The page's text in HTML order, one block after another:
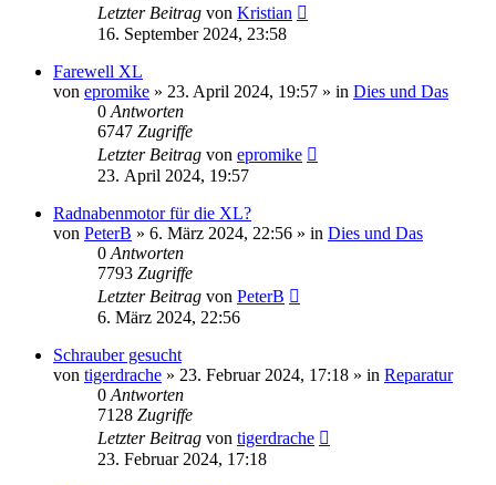
Letzter Beitrag von Kristian
16. September 2024, 23:58
Farewell XL
von epromike » 23. April 2024, 19:57 » in Dies und Das
0 Antworten
6747 Zugriffe
Letzter Beitrag von epromike
23. April 2024, 19:57
Radnabenmotor für die XL?
von PeterB » 6. März 2024, 22:56 » in Dies und Das
0 Antworten
7793 Zugriffe
Letzter Beitrag von PeterB
6. März 2024, 22:56
Schrauber gesucht
von tigerdrache » 23. Februar 2024, 17:18 » in Reparatur
0 Antworten
7128 Zugriffe
Letzter Beitrag von tigerdrache
23. Februar 2024, 17:18